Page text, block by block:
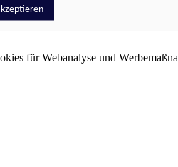
für Webanalyse und